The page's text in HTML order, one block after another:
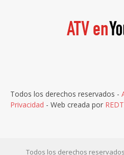
Todos los derechos reservados -
Privacidad - Web creada por
Todos los derechos